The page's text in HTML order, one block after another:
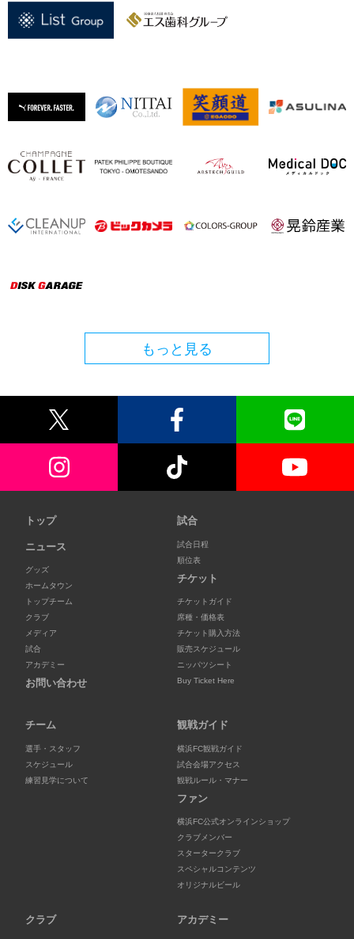
もっと見る
トップ
ニュース
グッズ
ホームタウン
トップチーム
クラブ
メディア
試合
アカデミー
お問い合わせ
試合
試合日程
順位表
チケット
チケットガイド
席種・価格表
チケット購入方法
販売スケジュール
ニッパツシート
Buy Ticket Here
チーム
選手・スタッフ
スケジュール
練習見学について
観戦ガイド
横浜FC観戦ガイド
試合会場アクセス
観戦ルール・マナー
ファン
横浜FC公式オンラインショップ
クラブメンバー
スタータークラブ
スペシャルコンテンツ
オリジナルビール
クラブ アカデミー